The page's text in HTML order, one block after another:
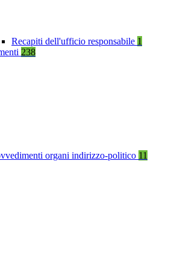
Recapiti dell'ufficio responsabile 1
238
organi indirizzo-politico 11